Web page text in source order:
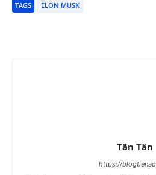
TAGS ELON MUSK
Tân Tân
https://